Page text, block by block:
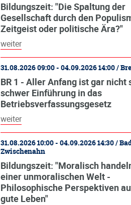
Bildungszeit: "Die Spaltung der
Gesellschaft durch den
Zeitgeist oder politische Ära?"
weiter
31.08.2026 09:00 - 04.09.2026 14:00 /
BR 1 - Aller Anfang ist gar nicht
schwer Einführung in das
Betriebsverfassungsgesetz
weiter
31.08.2026 10:00 - 04.09.2026 14:30 /
Zwischenahn
Bildungszeit: "Moralisch
einer unmoralischen Welt -
Philosophische Perspektiven
gute Leben"